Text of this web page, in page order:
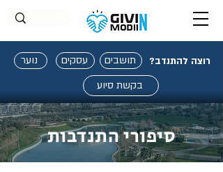
נוער עסקים תושבים רוצה להתנדב?
בקשת סיוע
סיפורי התנדבות